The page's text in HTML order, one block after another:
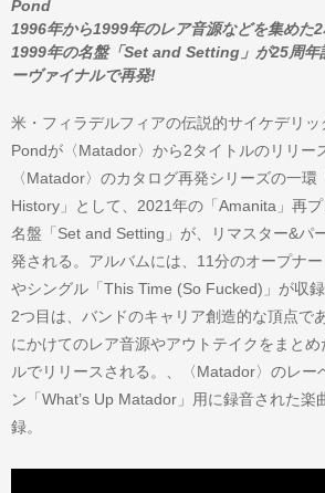
Pond
1996年から1999年のレア音源などを集めた
1999年の名盤「Set and Setting」が25周年
ーヴァイナルで再発!
米・フィラデルフィアの伝説的サイケデリ
Pondが〈Matador〉から2タイトルのリリー
〈Matador〉のカタログ再発シリーズの一
History」として、2021年の「Amanita」再
名盤「Set and Setting」が、リマスター&パ
発される。アルバムには、11分のオープナー
やシングル「This Time (So Fucked)」が収録
2つ目は、バンドのキャリア創造的な頂点で
にかけてのレア音源やアウトテイクをまと
ルでリリースされる。、〈Matador〉のレー
ン「What’s Up Matador」用に録音された楽
録。